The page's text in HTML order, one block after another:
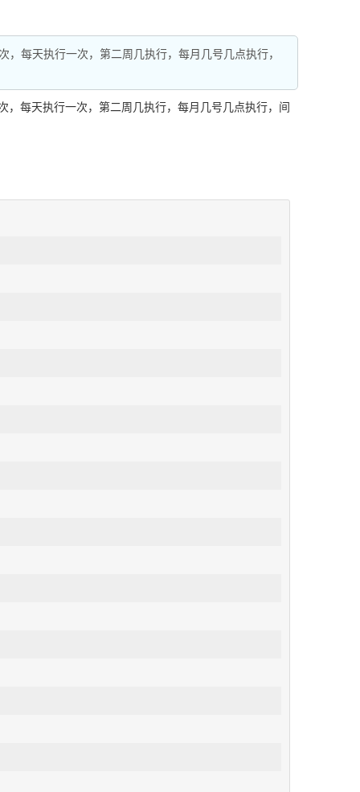
每天执行一次，第二周几执行，每月几号几点执行，
每天执行一次，第二周几执行，每月几号几点执行，间